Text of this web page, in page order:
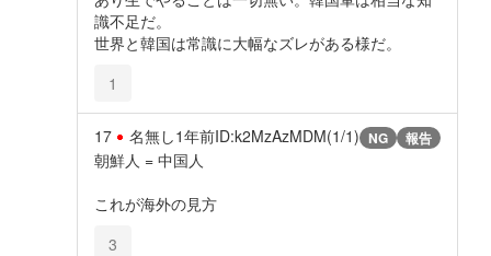
識不足だ。
世界と韓国は常識に大幅なズレがある様だ。
1
17 名無し1年前ID:k2MzAzMDM(1/1) NG 報告
朝鮮人 = 中国人
これが海外の見方
3